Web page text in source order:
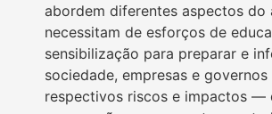
abordem diferentes aspectos do
necessitam de esforços de
sensibilização para preparar e
sociedade, empresas e governos
respectivos riscos e impactos —